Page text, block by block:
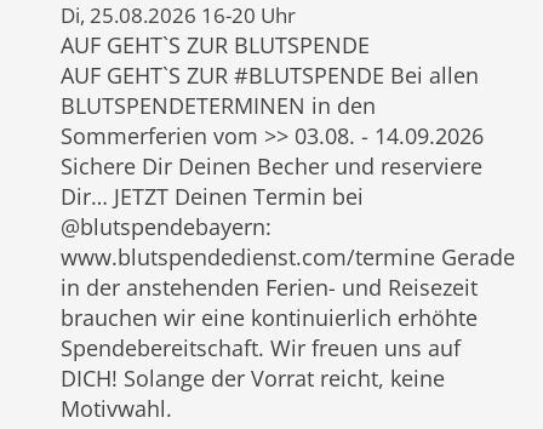
Di, 25.08.2026 16-20 Uhr
AUF GEHT`S ZUR BLUTSPENDE
AUF GEHT`S ZUR #BLUTSPENDE Bei allen
BLUTSPENDETERMINEN in den
Sommerferien vom >> 03.08. - 14.09.2026
Sichere Dir Deinen Becher und reserviere
Dir… JETZT Deinen Termin bei
@blutspendebayern:
www.blutspendedienst.com/termine Gerade
in der anstehenden Ferien- und Reisezeit
brauchen wir eine kontinuierlich erhöhte
Spendebereitschaft. Wir freuen uns auf
DICH! Solange der Vorrat reicht, keine
Motivwahl.